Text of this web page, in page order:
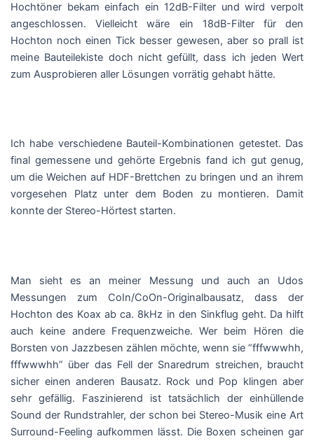
Hochtöner bekam einfach ein 12dB-Filter und wird verpolt
angeschlossen. Vielleicht wäre ein 18dB-Filter für den
Hochton noch einen Tick besser gewesen, aber so prall ist
meine Bauteilekiste doch nicht gefüllt, dass ich jeden Wert
zum Ausprobieren aller Lösungen vorrätig gehabt hätte.
Ich habe verschiedene Bauteil-Kombinationen getestet. Das
final gemessene und gehörte Ergebnis fand ich gut genug,
um die Weichen auf HDF-Brettchen zu bringen und an ihrem
vorgesehen Platz unter dem Boden zu montieren. Damit
konnte der Stereo-Hörtest starten.
Man sieht es an meiner Messung und auch an Udos
Messungen zum CoIn/CoOn-Originalbausatz, dass der
Hochton des Koax ab ca. 8kHz in den Sinkflug geht. Da hilft
auch keine andere Frequenzweiche. Wer beim Hören die
Borsten von Jazzbesen zählen möchte, wenn sie “fffwwwhh,
fffwwwhh” über das Fell der Snaredrum streichen, braucht
sicher einen anderen Bausatz. Rock und Pop klingen aber
sehr gefällig. Faszinierend ist tatsächlich der einhüllende
Sound der Rundstrahler, der schon bei Stereo-Musik eine Art
Surround-Feeling aufkommen lässt. Die Boxen scheinen gar